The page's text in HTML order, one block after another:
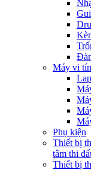
Máy vi
Phụ kiện
Thiết bị
tâm thi
Thiết bị